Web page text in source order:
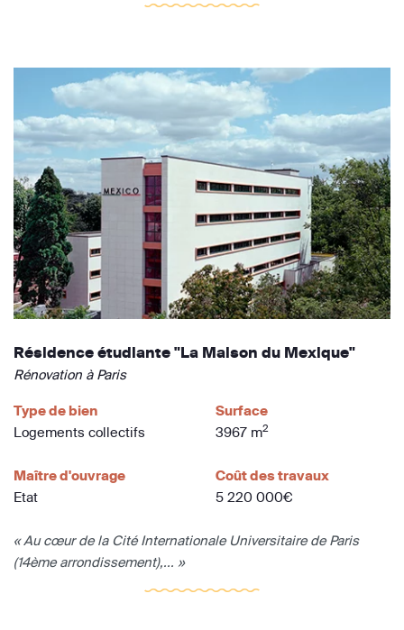
Résidence étudiante "La Maison du Mexique"
Rénovation à Paris
Type de bien
Logements collectifs
Surface
3967 m2
Maître d'ouvrage
Etat
Coût des travaux
5 220 000€
« Au cœur de la Cité Internationale Universitaire de Paris
(14ème arrondissement),... »